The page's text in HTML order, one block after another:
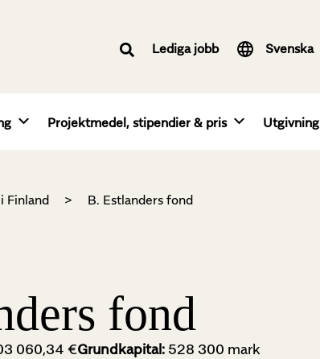
Lediga jobb Svenska
English
Projektmedel, stipendier & pris Utgivning
Finland > B. Estlanders fond
fond
060,34 €Grundkapital: 528 300 mark